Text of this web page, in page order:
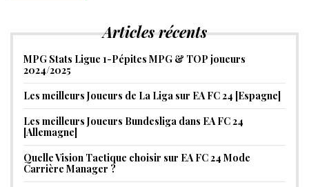
Articles récents
MPG Stats Ligue 1-Pépites MPG & TOP joueurs
2024/2025
Les meilleurs Joueurs de La Liga sur EA FC 24 [Espagne]
Les meilleurs Joueurs Bundesliga dans EA FC 24
[Allemagne]
Quelle Vision Tactique choisir sur EA FC 24 Mode
Carrière Manager ?